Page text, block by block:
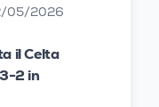
05/2026
il Celta
2 in